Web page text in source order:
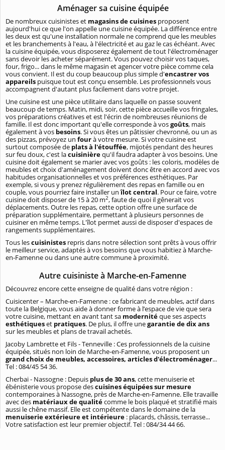
Aménager sa cuisine équipée
De nombreux cuisinistes et magasins de cuisines proposent
aujourd'hui ce que l'on appelle une cuisine équipée. La différence entre
les deux est qu'une installation normale ne comprend que les meubles
et les branchements à l'eau, à l'électricité et au gaz le cas échéant. Avec
la cuisine équipée, vous disposerez également de tout l'électroménager
sans devoir les acheter séparément. Vous pouvez choisir vos taques,
four, frigo... dans le même magasin et agencer votre pièce comme cela
vous convient. Il est du coup beaucoup plus simple d'encastrer vos
appareils puisque tout est conçu ensemble. Les professionnels vous
accompagnent d'autant plus facilement dans votre projet.
Une cuisine est une pièce utilitaire dans laquelle on passe souvent
beaucoup de temps. Matin, midi, soir, cette pièce accueille vos fringales,
vos préparations créatives et est l'écrin de nombreuses réunions de
famille. Il est donc important qu'elle corresponde à vosgoûts, mais
également à vos besoins. Si vous êtes un pâtissier chevronné, ou un as
des pizzas, prévoyez un fourà votre mesure. Si votre cuisine est
surtout composée de plats à l'étouffée, mijotés pendant des heures
sur feu doux, c'est lacuisinièrequ'il faudra adapter à vos besoins. Une
cuisine doit également se marier avec vos goûts : les coloris, modèles de
meubles et choix d'aménagement doivent donc être en accord avec vos
habitudes organisationnelles et vos préférences esthétiques. Par
exemple, si vous y prenez régulièrement des repas en famille ou en
couple, vous pourriez faire installer unîlot central. Pour ce faire, votre
cuisine doit disposer de 15 à 20 m2, faute de quoi il gênerait vos
déplacements. Outre les repas, cette option offre une surface de
préparation supplémentaire, permettant à plusieurs personnes de
cuisiner en même temps. L'îlot permet aussi de disposer d'espaces de
rangements supplémentaires.
Tous lescuisinistes repris dans notre sélection sont prêts à vous offrir
le meilleur service, adaptés à vos besoins que vous habitiez à Marche-
en-Famenne ou dans une autre commune à proximité.
Autre cuisiniste à Marche-en-Famenne
Découvrez encore cette enseigne de qualité dans votre région :
Cuisicenter – Marche-en-Famenne : ce fabricant de meubles, actif dans
toute la Belgique, vous aide à donner forme à l’espace de vie que sera
votre cuisine, mettant en avant tant sa modernitéque ses aspects
esthétiqueset pratiques. De plus, il offre unegarantie de dix ans
sur les meubles et plans de travail achetés.
Jacoby Lambrette et Fils - Tenneville : Ces professionnels de la cuisine
équipée, situés non loin de Marche-en-Famenne, vous proposent un
grand choix de meubles, accessoires, articles d'électroménager...
Tel : 084/45 54 36.
Cherbai - Nassogne : Depuis plus de 30 ans, cette menuiserie et
ébénisterie vous propose descuisines équipées sur mesure
contemporaines à Nassogne, près de Marche-en-Famenne. Elle travaille
avec des matériaux de qualitécomme le bois plaqué et stratifié mais
aussi le chêne massif. Elle est compétente dans le domaine de la
menuiserie extérieure et intérieure : placards, châssis, terrasse...
Votre satisfaction est leur premier objectif. Tel : 084/34 44 66.